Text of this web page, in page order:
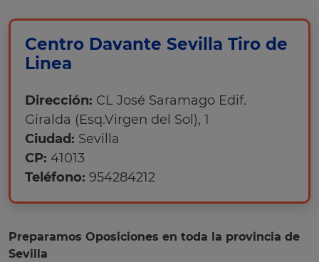
Centro Davante Sevilla Tiro de
Linea
Dirección: CL José Saramago Edif.
Giralda (Esq.Virgen del Sol), 1
Ciudad: Sevilla
CP: 41013
Teléfono: 954284212
Preparamos Oposiciones en toda la provincia de
Sevilla